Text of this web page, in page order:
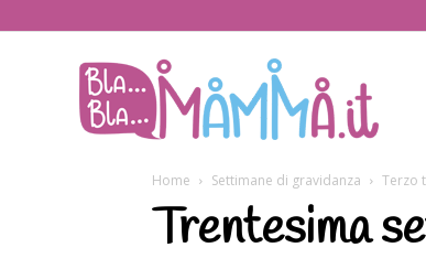
Home Settimane di gravidanza Terzo
Trentesima